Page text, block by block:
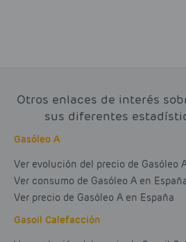
Otros enlaces de interés
sus diferentes
Gasóleo A
Ver evolución del precio de Gasóleo
Ver consumo de Gasóleo A en
Ver precio de Gasóleo A en España
Gasoil Calefacción